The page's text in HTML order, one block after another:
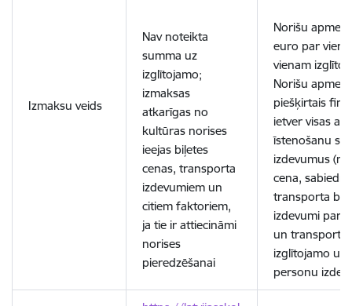
Izmaksu veids
Nav noteikta
summa uz
izglītojamo;
izmaksas
atkarīgas no
kultūras norises
ieejas biļetes
cenas, transporta
izdevumiem un
citiem faktoriem,
ja tie ir attiecināmi
norises
pieredzēšanai
Norišu
euro par
vienam
Norišu
piešķirtais
ietver visas ar
īstenošanu
izdevumus
cena,
transporta
izdevumi par
un transporta
izglītojamo un
personu